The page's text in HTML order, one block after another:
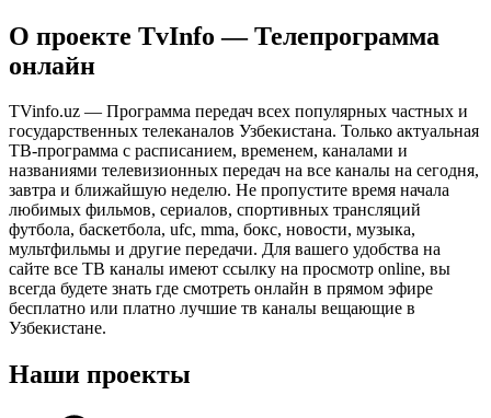
О проекте TvInfo — Телепрограмма
онлайн
TVinfo.uz — Программа передач всех популярных частных и
государственных телеканалов Узбекистана. Только актуальная
ТВ-программа с расписанием, временем, каналами и
названиями телевизионных передач на все каналы на сегодня,
завтра и ближайшую неделю. Не пропустите время начала
любимых фильмов, сериалов, спортивных трансляций
футбола, баскетбола, ufc, mma, бокс, новости, музыка,
мультфильмы и другие передачи. Для вашего удобства на
сайте все ТВ каналы имеют ссылку на просмотр online, вы
всегда будете знать где смотреть онлайн в прямом эфире
бесплатно или платно лучшие тв каналы вещающие в
Узбекистане.
Наши проекты